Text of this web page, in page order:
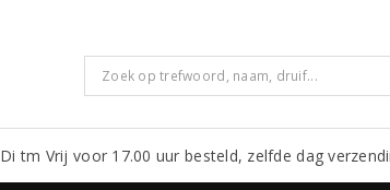
Di tm Vrij voor 17.00 uur besteld, zelfde dag